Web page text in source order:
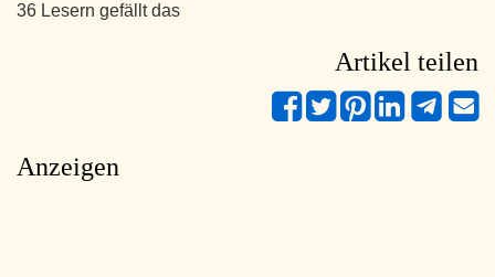
36 Lesern gefällt das
Artikel teilen
Anzeigen